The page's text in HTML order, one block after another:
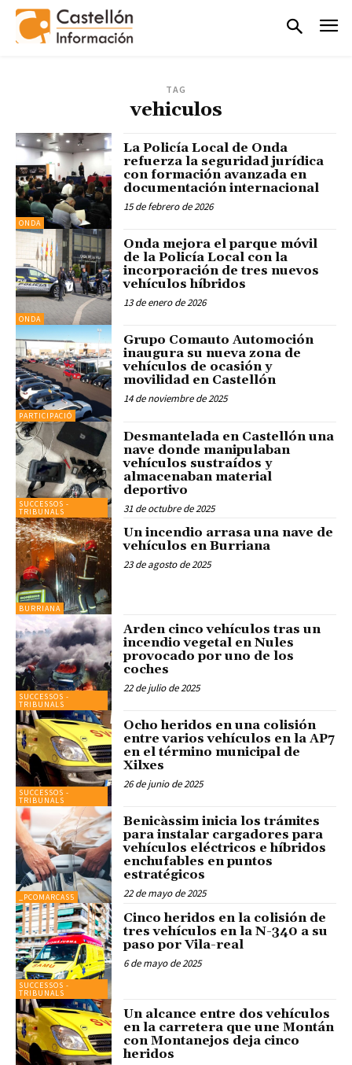
TAG
vehiculos
ONDA
La Policía Local de Onda
refuerza la seguridad jurídica
con formación avanzada en
documentación internacional
15 de febrero de 2026
ONDA
Onda mejora el parque móvil
de la Policía Local con la
incorporación de tres nuevos
vehículos híbridos
13 de enero de 2026
PARTICIPACIÓ
Grupo Comauto Automoción
inaugura su nueva zona de
vehículos de ocasión y
movilidad en Castellón
14 de noviembre de 2025
SUCCESSOS -
TRIBUNALS
Desmantelada en Castellón una
nave donde manipulaban
vehículos sustraídos y
almacenaban material
deportivo
31 de octubre de 2025
BURRIANA
Un incendio arrasa una nave de
vehículos en Burriana
23 de agosto de 2025
SUCCESSOS -
TRIBUNALS
Arden cinco vehículos tras un
incendio vegetal en Nules
provocado por uno de los
coches
22 de julio de 2025
SUCCESSOS -
TRIBUNALS
Ocho heridos en una colisión
entre varios vehículos en la AP7
en el término municipal de
Xilxes
26 de junio de 2025
_PCOMARCAS5
Benicàssim inicia los trámites
para instalar cargadores para
vehículos eléctricos e híbridos
enchufables en puntos
estratégicos
22 de mayo de 2025
SUCCESSOS -
TRIBUNALS
Cinco heridos en la colisión de
tres vehículos en la N-340 a su
paso por Vila-real
6 de mayo de 2025
Un alcance entre dos vehículos
en la carretera que une Montán
con Montanejos deja cinco
heridos